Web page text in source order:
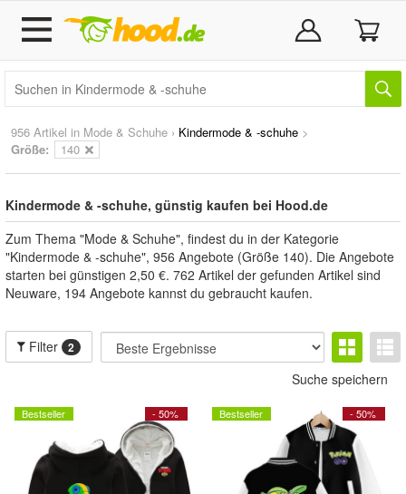
956 Artikel in Mode & Schuhe › Kindermode & -schuhe >
Größe:
140
Kindermode & -schuhe, günstig kaufen bei Hood.de
Zum Thema "Mode & Schuhe", findest du in der Kategorie
"Kindermode & -schuhe", 956 Angebote (Größe 140). Die Angebote
starten bei günstigen 2,50 €. 762 Artikel der gefunden Artikel sind
Neuware, 194 Angebote kannst du gebraucht kaufen.
Filter 2
Suche speichern
- 50%
Bestseller - 50%
Bestseller